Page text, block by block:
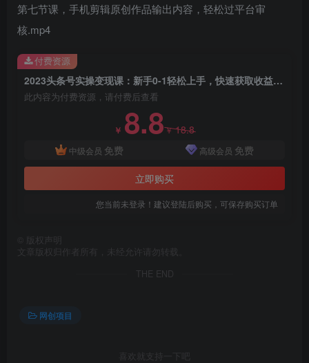
第七节课，手机剪辑原创作品输出内容，轻松过平台审
核.mp4
2023头条号实操变现课：新手0-1轻松上手，快速获取收益-可批量操作
此内容为付费资源，请付费后查看
￥ 8.8￥18.8
中级会员 免费 高级会员 免费
立即购买
您当前未登录！建议登陆后购买，可保存购买订单
付费资源
版权声明
文章版权归作者所有，未经允许请勿转载。
THE END
网创项目
喜欢就支持一下吧